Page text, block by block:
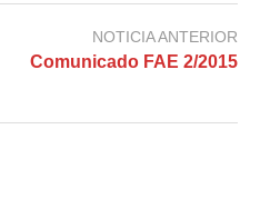
NOTICIA ANTERIOR
Comunicado FAE 2/2015